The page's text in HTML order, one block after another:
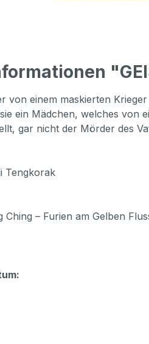
von einem maskierten
ein Mädchen, welches von
gar nicht der Mörder des
Tengkorak
Ching – Furien am Gelben